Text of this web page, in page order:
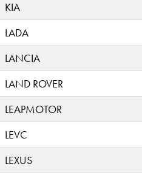
KIA
LADA
LANCIA
LAND ROVER
LEAPMOTOR
LEVC
LEXUS